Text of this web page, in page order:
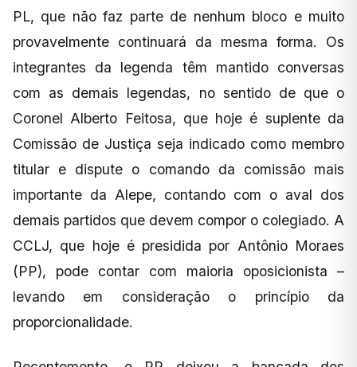
PL, que não faz parte de nenhum bloco e muito
provavelmente continuará da mesma forma. Os
integrantes da legenda têm mantido conversas
com as demais legendas, no sentido de que o
Coronel Alberto Feitosa, que hoje é suplente da
Comissão de Justiça seja indicado como membro
titular e dispute o comando da comissão mais
importante da Alepe, contando com o aval dos
demais partidos que devem compor o colegiado. A
CCLJ, que hoje é presidida por Antônio Moraes
(PP), pode contar com maioria oposicionista –
levando em consideração o princípio da
proporcionalidade.